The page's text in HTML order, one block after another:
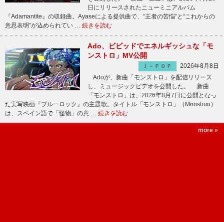
日にリリースされたニューミニアルバム
『Adamantite』の収録曲。Ayaseによる提供曲で、“王者の苦悩”と“これからの
意思表明”が込められてい … 続きを読む
Ado、ビビッドでエネルギッシュな「モ
ンストロ」MV公開
Ｊ－ＰＯＰ
2026年8月8日
Adoが、新曲「モンストロ」を配信リリース
し、ミュージックビデオを公開した。 新曲
「モンストロ」は、2026年8月7日に公開となっ
た実写映画『ブルーロック』の主題歌。タイトル「モンストロ」（Monstruo）
は、スペイン語で「怪物」の意 … 続きを読む
more »